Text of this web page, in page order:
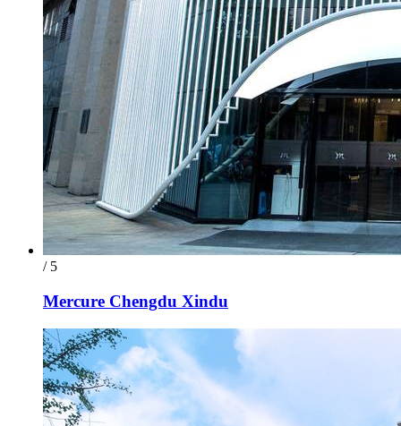
/ 5
Mercure Chengdu Xindu